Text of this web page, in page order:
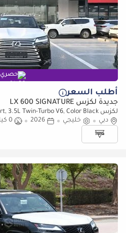
حصري
أطلب السعر
جديدة لكزس LX 600 SIGNATURE
لكزس LX 600 SIGNATURE Turbo Sport, 3.5L Twin-Turbo V6, Color Black
دبي
خليجي 2026
0 كيلومتر